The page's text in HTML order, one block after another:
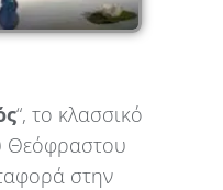
“, το κλασσικό
Θεόφραστου
στην